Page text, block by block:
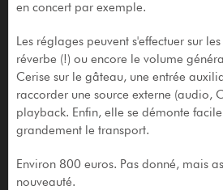
en concert par exemple.
Les réglages peuvent s'effectuer sur
réverbe (!) ou encore le volume
Cerise sur le gâteau, une entrée
raccorder une source externe (audio,
playback. Enfin, elle se démonte
grandement le transport.
Environ 800 euros. Pas donné, mais
nouveauté.